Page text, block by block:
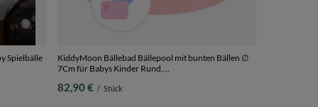
Spielbälle
KiddyMoon Bällebad Bällepool mit bunten Bällen ∅
7Cm für Babys Kinder Rund,
Bälle
82,90 € / Stück